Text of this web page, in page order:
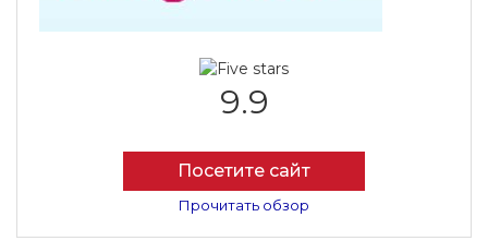
9.9
Посетите сайт
Прочитать обзор